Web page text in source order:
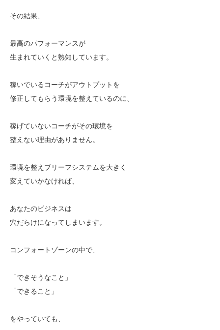
その結果、
最高のパフォーマンスが
生まれていくと熟知しています。
稼いでいるコーチがアウトプットを
修正してもらう環境を整えているのに、
稼げていないコーチがその環境を
整えない理由がありません。
環境を整えブリーフシステムを大きく
変えていかなければ、
あなたのビジネスは
穴だらけになってしまいます。
コンフォートゾーンの中で、
「できそうなこと」
「できること」
をやっていても、